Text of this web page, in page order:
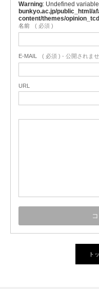
Warning : Undefined
bunkyo.ac.jp/public_html/
content/themes/
名前 ( 必須 )
E-MAIL ( 必須 ) - 公開されま
URL
ト